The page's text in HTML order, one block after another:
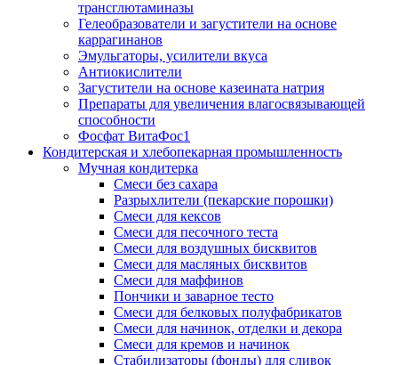
трансглютаминазы
Гелеобразователи и загустители на основе
каррагинанов
Эмульгаторы, усилители вкуса
Антиокислители
Загустители на основе казеината натрия
Препараты для увеличения влагосвязывающей
способности
Фосфат ВитаФос1
Кондитерская и хлебопекарная промышленность
Мучная кондитерка
Смеси без сахара
Разрыхлители (пекарские порошки)
Смеси для кексов
Смеси для песочного теста
Смеси для воздушных бисквитов
Смеси для масляных бисквитов
Смеси для маффинов
Пончики и заварное тесто
Cмеси для белковых полуфабрикатов
Смеси для начинок, отделки и декора
Смеси для кремов и начинок
Стабилизаторы (фонды) для сливок